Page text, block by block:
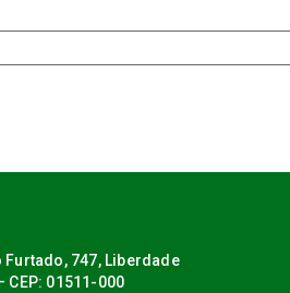
Furtado, 747, Liberdade
CEP: 01511-000